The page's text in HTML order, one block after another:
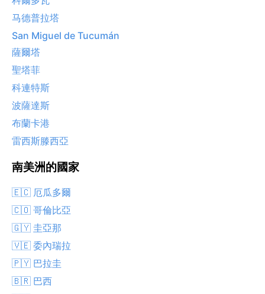
马德普拉塔
San Miguel de Tucumán
薩爾塔
聖塔菲
科連特斯
波薩達斯
布蘭卡港
雷西斯滕西亞
南美洲的國家
🇪🇨 厄瓜多爾
🇨🇴 哥倫比亞
🇬🇾 圭亞那
🇻🇪 委內瑞拉
🇵🇾 巴拉圭
🇧🇷 巴西